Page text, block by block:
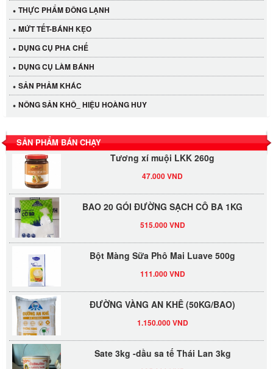
THỰC PHẨM ĐÔNG LẠNH
MỨT TẾT-BÁNH KẸO
DỤNG CỤ PHA CHẾ
DỤNG CỤ LÀM BÁNH
SẢN PHẢM KHÁC
NÔNG SẢN KHÔ_ HIỆU HOÀNG HUY
SẢN PHẨM BÁN CHẠY
Cần Tây Đà Lạt
LỐC 12 HỦ Tương xí muội LKK 260g
Tương xí muội LKK 260g
BAO 20 GÓI ĐƯỜNG SẠCH CÔ BA 1KG
Bột Màng Sữa Phô Mai Luave 500g
ĐƯỜNG VÀNG AN KHÊ (50KG/BAO)
Sate 3kg -dầu sa tế Thái Lan 3kg